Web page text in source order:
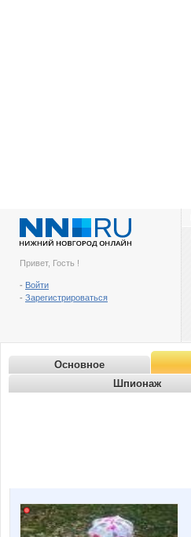
Привет, Гость !
- Войти
- Зарегистрироваться
Основное
Шпионаж